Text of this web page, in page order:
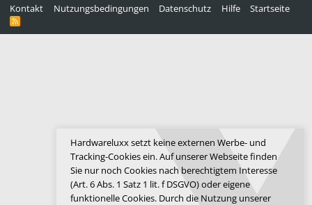
Kontakt
Nutzungsbedingungen Datenschutz Hilfe Startseite
R
Hardwareluxx setzt keine externen Werbe- und
Tracking-Cookies ein. Auf unserer Webseite finden
Sie nur noch Cookies nach berechtigtem Interesse
(Art. 6 Abs. 1 Satz 1 lit. f DSGVO) oder eigene
funktionelle Cookies. Durch die Nutzung unserer